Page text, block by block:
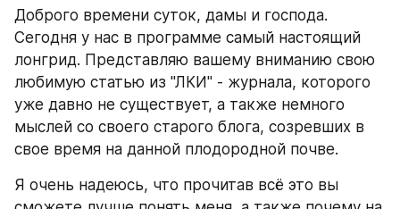
Доброго времени суток, дамы и господа.
Сегодня у нас в программе самый настоящий
лонгрид. Представляю вашему вниманию свою
любимую статью из "ЛКИ" - журнала, которого
уже давно не существует, а также немного
мыслей со своего старого блога, созревших в
свое время на данной плодородной почве.
Я очень надеюсь, что прочитав всё это вы